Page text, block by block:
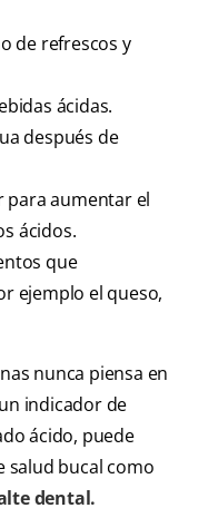
de refrescos y
ácidas.
después de
para aumentar el
ácidos.
que
ejemplo el queso,
nunca piensa en
indicador de
ácido, puede
salud bucal como
dental.